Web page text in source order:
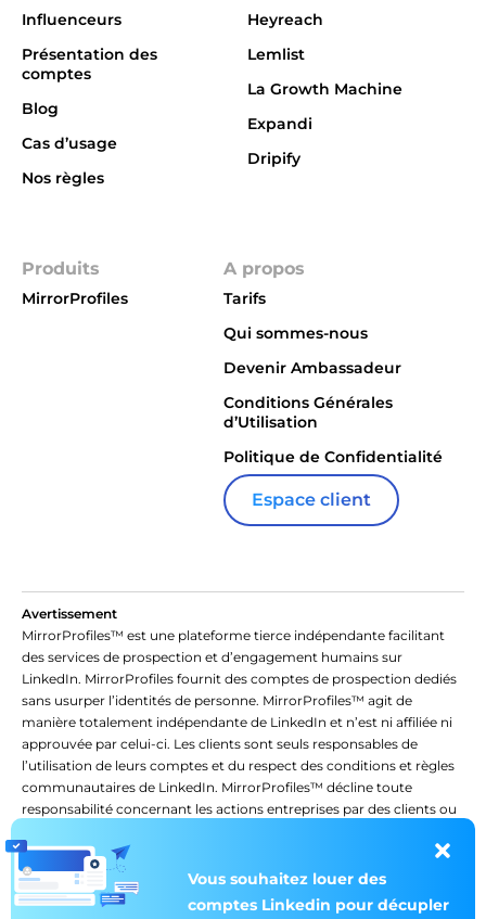
Influenceurs
Présentation des
comptes
Blog
Cas d’usage
Nos règles
Heyreach
Lemlist
La Growth Machine
Expandi
Dripify
Produits
MirrorProfiles
A propos
Tarifs
Qui sommes-nous
Devenir Ambassadeur
Conditions Générales
d’Utilisation
Politique de Confidentialité
Espace client
Avertissement
MirrorProfiles™ est une plateforme tierce indépendante facilitant
des services de prospection et d’engagement humains sur
LinkedIn. MirrorProfiles fournit des comptes de prospection dediés
sans usurper l’identités de personne. MirrorProfiles™ agit de
manière totalement indépendante de LinkedIn et n’est ni affiliée ni
approuvée par celui-ci. Les clients sont seuls responsables de
l’utilisation de leurs comptes et du respect des conditions et règles
communautaires de LinkedIn. MirrorProfiles™ décline toute
responsabilité concernant les actions entreprises par des clients ou
de la plateforme. L’utilisation de notre plateforme vaut acceptation
de ces conditions.
Vous souhaitez louer des
comptes Linkedin pour décupler